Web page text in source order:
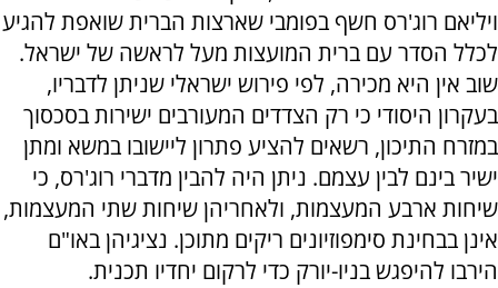
ויליאם רוג'רס חשף בפומבי שארצות הברית שואפת להגיע
לכלל הסדר עם ברית המועצות מעל לראשה של ישראל.
שוב אין היא מכירה, לפי פירוש ישראלי שניתן לדבריו,
בעקרון היסודי כי רק הצדדים המעורבים ישירות בסכסוך
במזרח התיכון, רשאים להציע פתרון ליישובו במשא ומתן
ישיר בינם לבין עצמם. ניתן היה להבין מדברי רוג'רס, כי
שיחות ארבע המעצמות, ולאחריהן שיחות שתי המעצמות,
אינן בבחינת סימפוזיונים ריקים מתוכן. נציגיהן באו"ם
הירבו להיפגש בניו-יורק כדי לרקום יחדיו תכנית.